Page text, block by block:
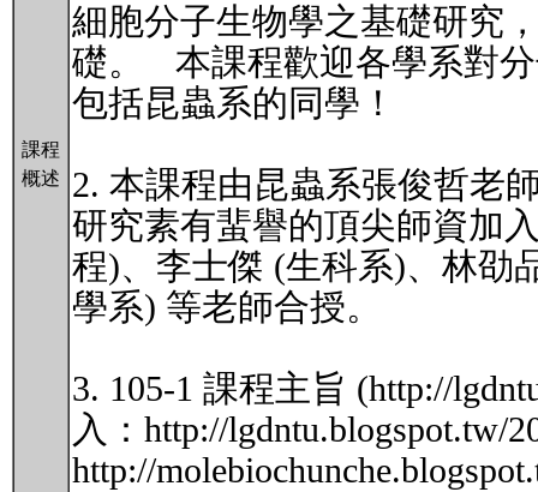
課程
概述
細胞分子生物學之基礎研究
礎。 本課程歡迎各學系對
包括昆蟲系的同學！
2. 本課程由昆蟲系張俊哲老
研究素有蜚譽的頂尖師資加
程)、李士傑 (生科系)、林劭
學系) 等老師合授。
3. 105-1 課程主旨 (http://
入：http://lgdntu.blogspot.tw/
http://